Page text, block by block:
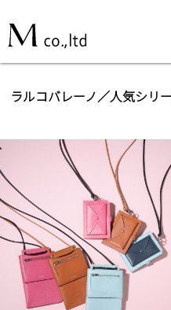
ラルコバレーノ／人気シリ